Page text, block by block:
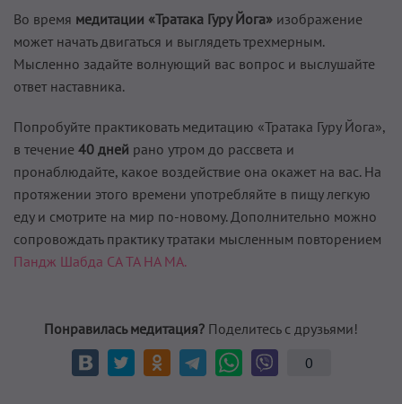
Во время медитации «Тратака Гуру Йога» изображение
может начать двигаться и выглядеть трехмерным.
Мысленно задайте волнующий вас вопрос и выслушайте
ответ наставника.
Попробуйте практиковать медитацию «Тратака Гуру Йога»,
в течение 40 дней рано утром до рассвета и
пронаблюдайте, какое воздействие она окажет на вас. На
протяжении этого времени употребляйте в пищу легкую
еду и смотрите на мир по-новому. Дополнительно можно
сопровождать практику тратаки мысленным повторением
Пандж Шабда СА ТА НА МА.
Понравилась медитация? Поделитесь с друзьями!
0